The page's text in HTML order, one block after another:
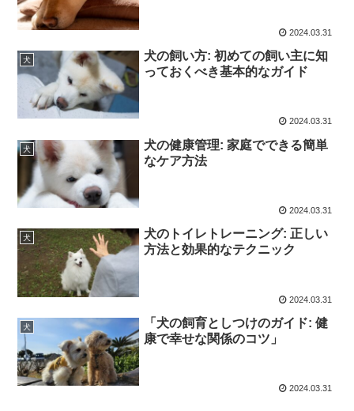
2024.03.31
犬
犬の飼い方: 初めての飼い主に知
っておくべき基本的なガイド
2024.03.31
犬
犬の健康管理: 家庭でできる簡単
なケア方法
2024.03.31
犬
犬のトイレトレーニング: 正しい
方法と効果的なテクニック
2024.03.31
犬
「犬の飼育としつけのガイド: 健
康で幸せな関係のコツ」
2024.03.31